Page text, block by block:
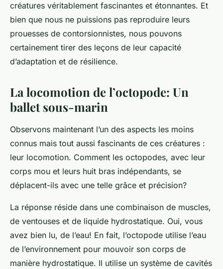
créatures véritablement fascinantes et étonnantes. Et
bien que nous ne puissions pas reproduire leurs
prouesses de contorsionnistes, nous pouvons
certainement tirer des leçons de leur capacité
d’adaptation et de résilience.
La locomotion de l’octopode: Un
ballet sous-marin
Observons maintenant l’un des aspects les moins
connus mais tout aussi fascinants de ces créatures :
leur locomotion. Comment les octopodes, avec leur
corps mou et leurs huit bras indépendants, se
déplacent-ils avec une telle grâce et précision?
La réponse réside dans une combinaison de muscles,
de ventouses et de liquide hydrostatique. Oui, vous
avez bien lu, de l’eau! En fait, l’octopode utilise l’eau
de l’environnement pour mouvoir son corps de
manière hydrostatique. Il utilise un système de cavités